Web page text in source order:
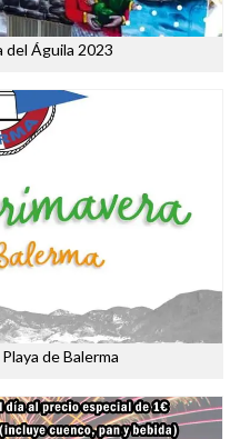
del Águila 2023
de Balerma